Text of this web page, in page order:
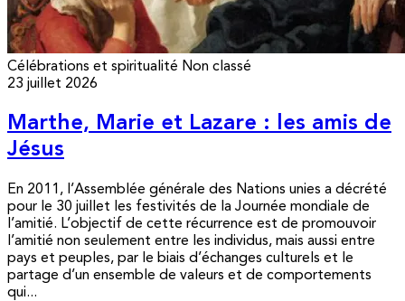
Célébrations et spiritualité Non classé
23 juillet 2026
Marthe, Marie et Lazare : les amis de
Jésus
En 2011, l’Assemblée générale des Nations unies a décrété
pour le 30 juillet les festivités de la Journée mondiale de
l’amitié. L’objectif de cette récurrence est de promouvoir
l’amitié non seulement entre les individus, mais aussi entre
pays et peuples, par le biais d’échanges culturels et le
partage d’un ensemble de valeurs et de comportements
qui...